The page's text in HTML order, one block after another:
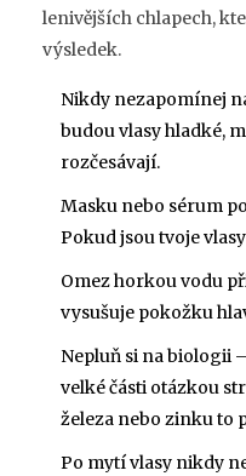
lenivějších chlapech,
výsledek.
Nikdy nezapomínej
budou vlasy hladké,
rozčesávají.
Masku nebo sérum
Pokud jsou tvoje
Omez horkou vodu
vysušuje pokožku
Nepluň si na biologii
velké části otázkou
železa nebo zinku to
Po mytí vlasy nikdy